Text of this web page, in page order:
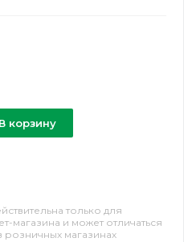
В корзину
только для
магазина и может отличаться
розничных магазинах